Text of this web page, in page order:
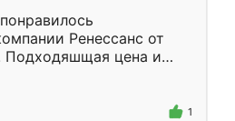
Ренессанс от
Подходяшщая цена и
Приехавший
Владислав
эскизу самый
1